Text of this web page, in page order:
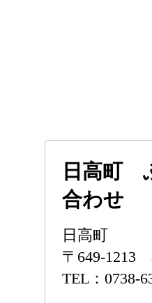
日高町
合わせ
日高町
〒649-1213
TEL：0738-